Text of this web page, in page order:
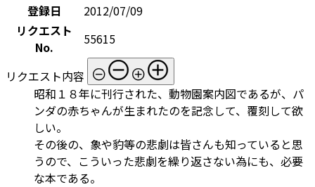
登録日
2012/07/09
リクエスト
No.
55615
リクエスト内容
昭和１８年に刊行された、動物園案内図であるが、パ
ンダの赤ちゃんが生まれたのを記念して、覆刻して欲
しい。
その後の、象や豹等の悲劇は皆さんも知っていると思
うので、こういった悲劇を繰り返さない為にも、必要
な本である。